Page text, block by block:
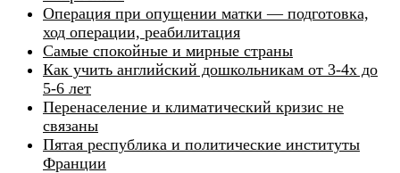
Операция при опущении матки — подготовка,
ход операции, реабилитация
Самые спокойные и мирные страны
Как учить английский дошкольникам от 3-4х до
5-6 лет
Перенаселение и климатический кризис не
связаны
Пятая республика и политические институты
Франции